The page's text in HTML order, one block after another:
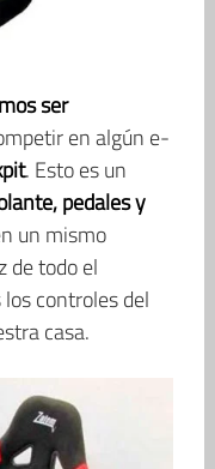
ser
en algún e-
. Esto es un
pedales y
un mismo
de todo el
controles del
casa.